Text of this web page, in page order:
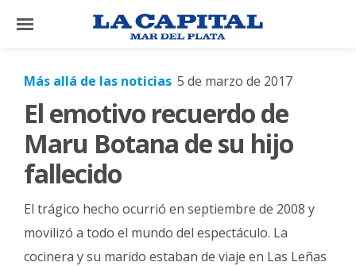
×
El
País
El
Mundo
La
Zona
Cultura
Más allá de las noticias 5 de marzo de 2017
El emotivo recuerdo de
Maru Botana de su hijo
fallecido
El trágico hecho ocurrió en septiembre de 2008 y
movilizó a todo el mundo del espectáculo. La
cocinera y su marido estaban de viaje en Las Leñas